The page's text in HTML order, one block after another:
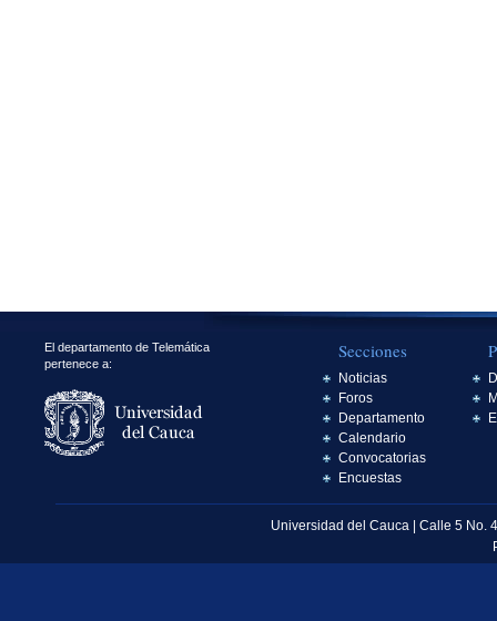
El departamento de Telemática
pertenece a:
Secciones
Noticias
Foros
Departamento
Calendario
Convocatorias
Encuestas
Universidad del Cauca | Calle 5 No.